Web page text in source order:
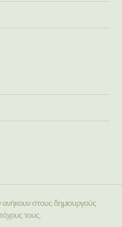
στους δημιουργούς
τους.